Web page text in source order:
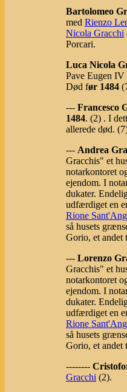
Bartolomeo
med Rienzo
Nicola Gracchi
Porcari.
Luca Nicola
Pave Eugen IV
Død før 1484
--- Francesco
1484. (2) . I
allerede død.
--- Andrea
Gracchis" et
notarkontoret
ejendom. I
dukater.
udfærdiget en
Rione
så husets
Gorio, et andet
--- Lorenzo
Gracchis" et
notarkontoret
ejendom. I
dukater.
udfærdiget en
Rione
så husets
Gorio, et andet
--------
Gracchi (2).